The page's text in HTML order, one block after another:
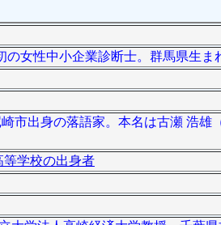
女性中小企業診断士。群馬県生ま
市出身の落語家。本名は古瀬 浩雄
学校の出身者